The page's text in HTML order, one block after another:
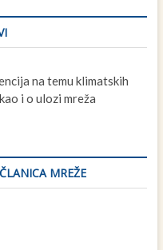
na temu klimatskih
i o ulozi mreža
MREŽE